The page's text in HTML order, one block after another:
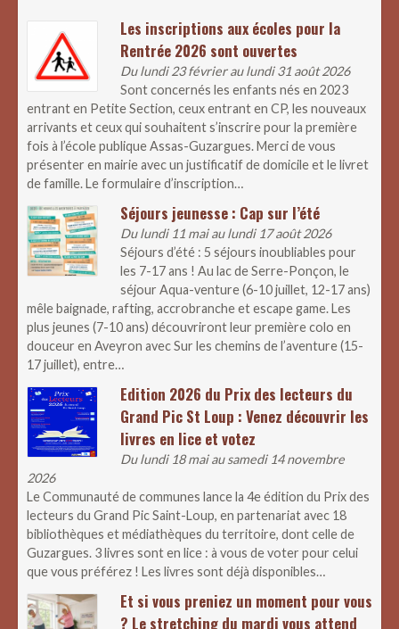
Les inscriptions aux écoles pour la
Rentrée 2026 sont ouvertes
Du lundi 23 février au lundi 31 août 2026
Sont concernés les enfants nés en 2023
entrant en Petite Section, ceux entrant en CP, les nouveaux
arrivants et ceux qui souhaitent s’inscrire pour la première
fois à l’école publique Assas-Guzargues. Merci de vous
présenter en mairie avec un justificatif de domicile et le livret
de famille. Le formulaire d’inscription…
Séjours jeunesse : Cap sur l’été
Du lundi 11 mai au lundi 17 août 2026
Séjours d’été : 5 séjours inoubliables pour
les 7-17 ans ! Au lac de Serre-Ponçon, le
séjour Aqua-venture (6-10 juillet, 12-17 ans)
mêle baignade, rafting, accrobranche et escape game. Les
plus jeunes (7-10 ans) découvriront leur première colo en
douceur en Aveyron avec Sur les chemins de l’aventure (15-
17 juillet), entre…
Edition 2026 du Prix des lecteurs du
Grand Pic St Loup : Venez découvrir les
livres en lice et votez
Du lundi 18 mai au samedi 14 novembre
2026
Le Communauté de communes lance la 4e édition du Prix des
lecteurs du Grand Pic Saint-Loup, en partenariat avec 18
bibliothèques et médiathèques du territoire, dont celle de
Guzargues. 3 livres sont en lice : à vous de voter pour celui
que vous préférez ! Les livres sont déjà disponibles…
Et si vous preniez un moment pour vous
? Le stretching du mardi vous attend